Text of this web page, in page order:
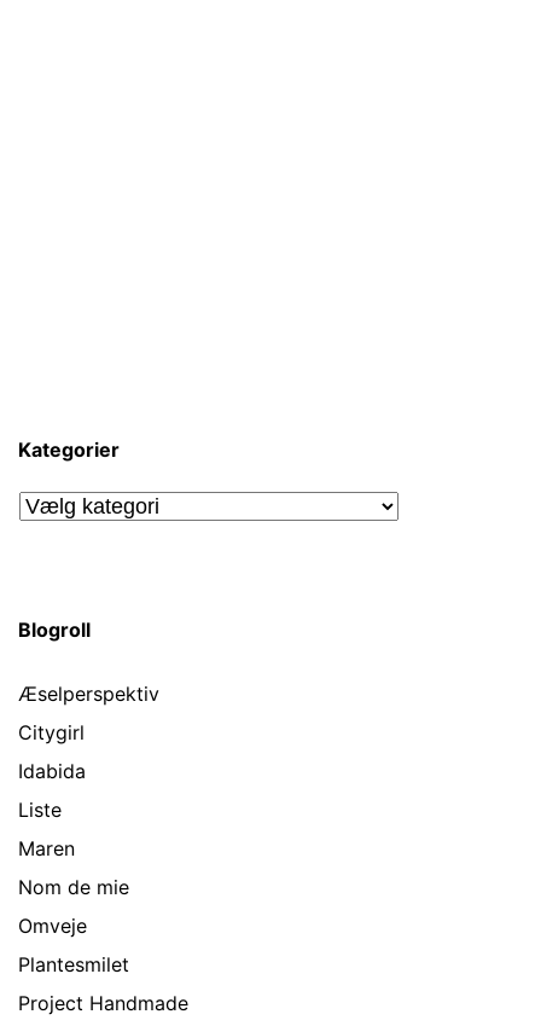
Kategorier
Kategorier
Blogroll
Æselperspektiv
Citygirl
Idabida
Liste
Maren
Nom de mie
Omveje
Plantesmilet
Project Handmade